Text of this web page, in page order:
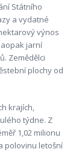
Státního
a vydatné
výnos
jarní
Zemědělci
plochy od
krajích,
týdne. Z
1,02 milionu
polovinu letošní